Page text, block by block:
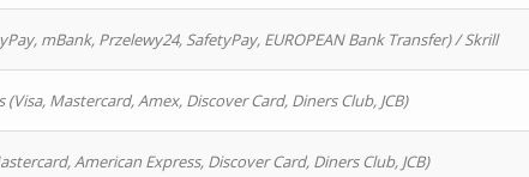
mBank, Przelewy24, SafetyPay, EUROPEAN Bank Transfer) / Skrill
Mastercard, Amex, Discover Card, Diners Club, JCB)
American Express, Discover Card, Diners Club, JCB)